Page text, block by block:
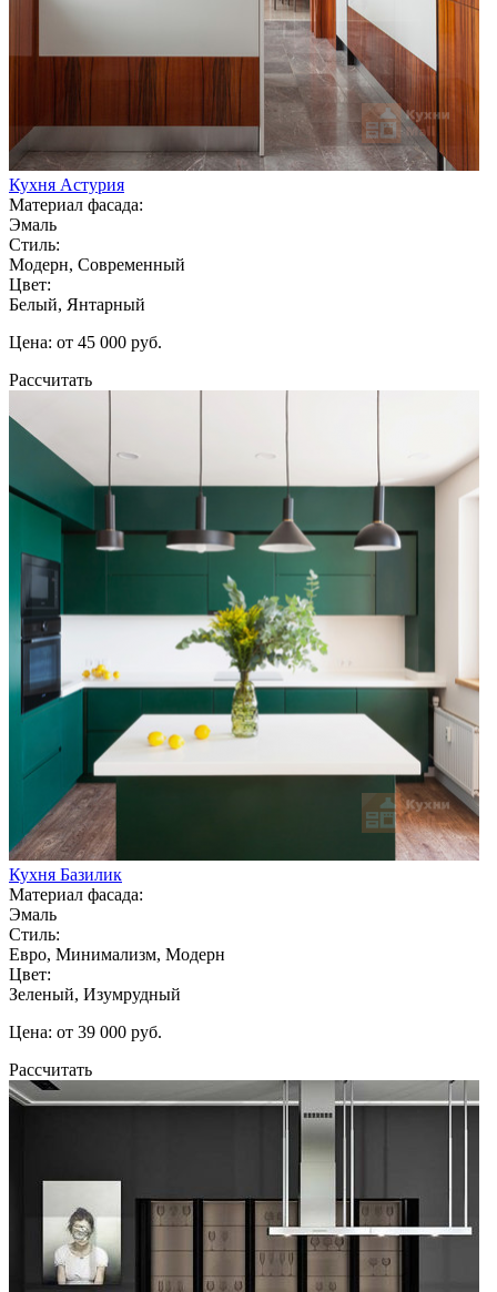
Кухня Астурия
Материал фасада:
Эмаль
Стиль:
Модерн, Современный
Цвет:
Белый, Янтарный
Цена: от 45 000 руб.
Рассчитать
Кухня Базилик
Материал фасада:
Эмаль
Стиль:
Евро, Минимализм, Модерн
Цвет:
Зеленый, Изумрудный
Цена: от 39 000 руб.
Рассчитать